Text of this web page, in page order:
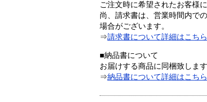
ご注文時に希望されたお客様
尚、請求書は、営業時間内で
場合がございます。
⇒請求書について詳細はこちら
■納品書について
お届けする商品に同梱致します
⇒納品書について詳細はこちら